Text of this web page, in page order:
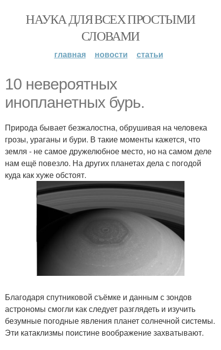
НАУКА ДЛЯ ВСЕХ ПРОСТЫМИ
СЛОВАМИ
главная новости статьи
10 невероятных
инопланетных бурь.
Природа бывает безжалостна, обрушивая на человека
грозы, ураганы и бури. В такие моменты кажется, что
земля - не самое дружелюбное место, но на самом деле
нам ещё повезло. На других планетах дела с погодой
куда как хуже обстоят.
Благодаря спутниковой съёмке и данным с зондов
астрономы смогли как следует разглядеть и изучить
безумные погодные явления планет солнечной системы.
Эти катаклизмы поистине воображение захватывают.